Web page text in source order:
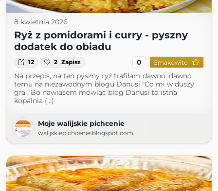
8 kwietnia 2026
Ryż z pomidorami i curry - pyszny
dodatek do obiadu
12 2 Zapisz 0 Smakowite
Na przepis, na ten pyszny ryż trafiłam dawno, dawno
temu na niezawodnym blogu Danusi "Co mi w duszy
gra". Bo nawiasem mówiąc blog Danusi to istna
kopalnia (...)
Moje walijskie pichcenie
walijskiepichcenie.blogspot.com